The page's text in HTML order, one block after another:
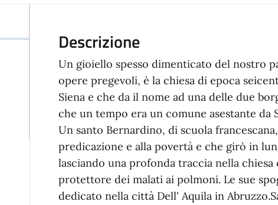
Descrizione
Un gioiello spesso dimenticato del nostro
opere pregevoli, è la chiesa di epoca
Siena e che da il nome ad una delle due
che un tempo era un comune asestante da
Un santo Bernardino, di scuola
predicazione e alla povertà e che girò in
lasciando una profonda traccia nella
protettore dei malati ai polmoni. Le sue
dedicato nella città Dell' Aquila in